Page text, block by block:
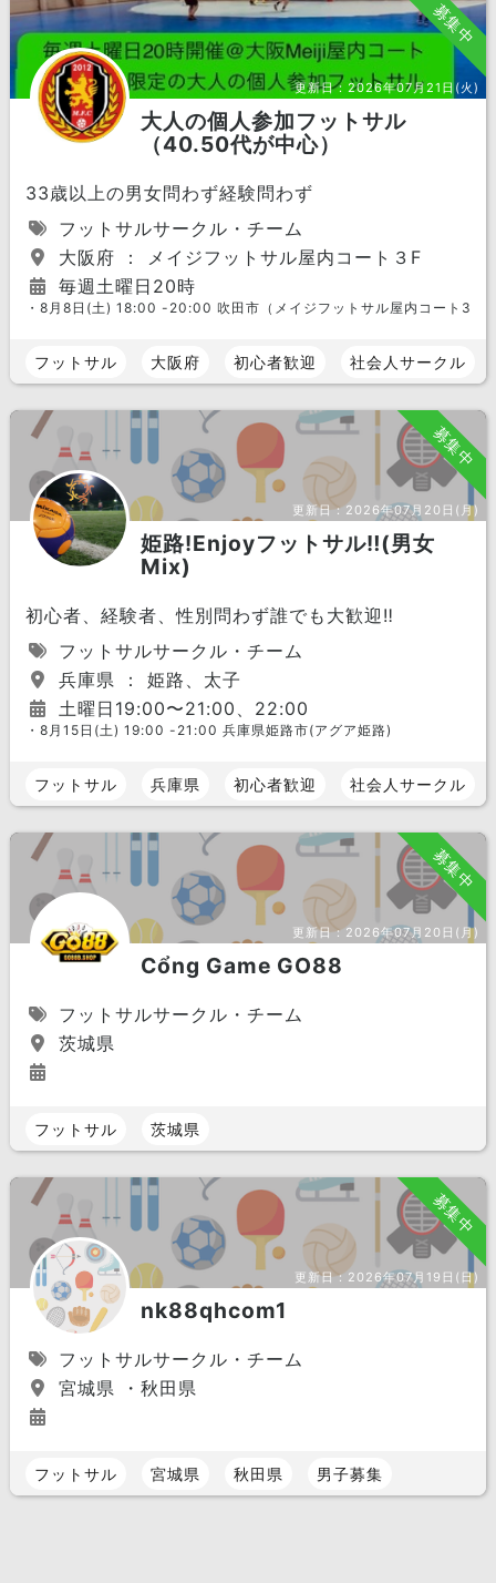
募集中
更新日：2026年07月21日(火)
大人の個人参加フットサル
（40.50代が中心）
33歳以上の男女問わず経験問わず
フットサルサークル・チーム
大阪府 ： メイジフットサル屋内コート３F
毎週土曜日20時
・8月8日(土) 18:00 -20:00 吹田市（メイジフットサル屋内コート3F）
フットサル 大阪府 初心者歓迎 社会人サークル
募集中
更新日：2026年07月20日(月)
姫路!Enjoyフットサル‼︎(男女
Mix)
初心者、経験者、性別問わず誰でも大歓迎‼︎
フットサルサークル・チーム
兵庫県 ： 姫路、太子
土曜日19:00〜21:00、22:00
・8月15日(土) 19:00 -21:00 兵庫県姫路市(アグア姫路)
フットサル 兵庫県 初心者歓迎 社会人サークル
募集中
更新日：2026年07月20日(月)
Cổng Game GO88
フットサルサークル・チーム
茨城県
フットサル 茨城県
募集中
更新日： 2026年07月19日(日)
nk88qhcom1
フットサルサークル・チーム
宮城県 ・秋田県
フットサル 宮城県 秋田県 男子募集